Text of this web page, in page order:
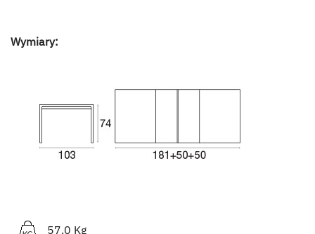
Wymiary:
57.0 Kg